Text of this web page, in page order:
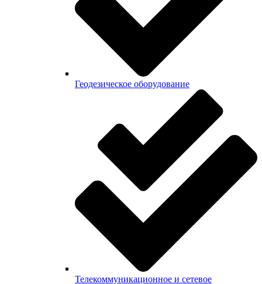
Геодезическое оборудование
Телекоммуникационное и сетевое